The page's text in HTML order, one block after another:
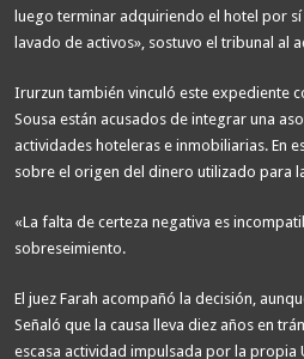
luego terminar adquiriendo el hotel por
lavado de activos», sostuvo el tribunal al
Irurzun también vinculó este expediente
Sousa están acusados de integrar una
actividades hoteleras e inmobiliarias. En
sobre el origen del dinero utilizado para
«La falta de certeza negativa es
sobreseimiento.
El juez Farah acompañó la decisión,
Señaló que la causa lleva diez años en
escasa actividad impulsada por la